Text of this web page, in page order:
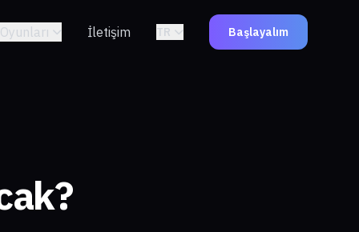
İletişim TR Başlayalım